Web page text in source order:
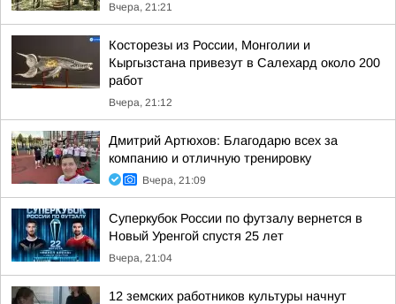
Вчера, 21:21
Косторезы из России, Монголии и
Кыргызстана привезут в Салехард около 200
работ
Вчера, 21:12
Дмитрий Артюхов: Благодарю всех за
компанию и отличную тренировку
Вчера, 21:09
Суперкубок России по футзалу вернется в
Новый Уренгой спустя 25 лет
Вчера, 21:04
12 земских работников культуры начнут